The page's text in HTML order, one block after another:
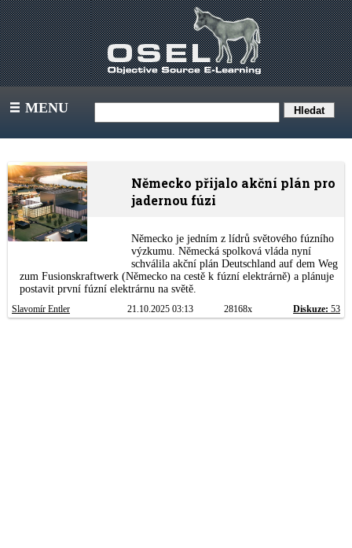
III MENU
Německo přijalo akční plán pro
jadernou fúzi
Německo je jedním z lídrů světového fúzního
výzkumu. Německá spolková vláda nyní
schválila akční plán Deutschland auf dem Weg
zum Fusionskraftwerk (Německo na cestě k fúzní elektrárně) a plánuje
postavit první fúzní elektrárnu na světě.
Slavomír Entler 21.10.2025 03:13 28168x Diskuze: 53